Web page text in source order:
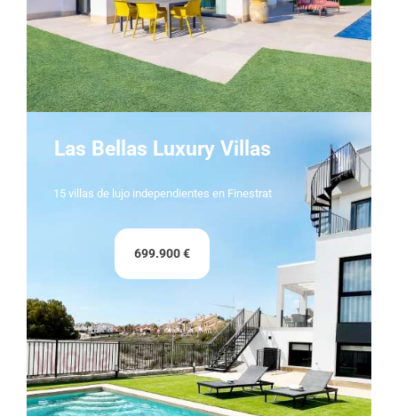
Las Bellas Luxury Villas
15 villas de lujo independientes en Finestrat
699.900 €